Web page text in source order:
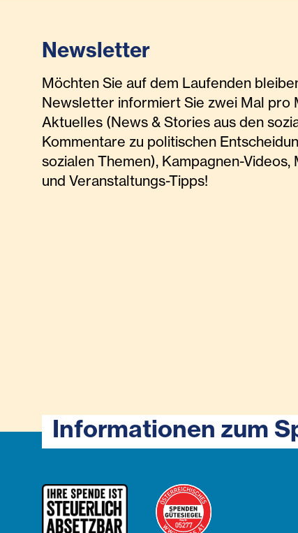
Newsletter
Möchten Sie auf dem Laufenden
Newsletter informiert Sie zwei Mal pro
Aktuelles (News & Stories aus den
Kommentare zu politischen
sozialen Themen), Kampagnen-
und Veranstaltungs-Tipps!
Informationen zum